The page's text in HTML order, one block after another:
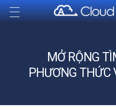
Cloud Ace
Nhà cung cấp giải pháp trên GCP cho doanh nghiệp
MỞ RỘNG
PHƯƠNG THỨC